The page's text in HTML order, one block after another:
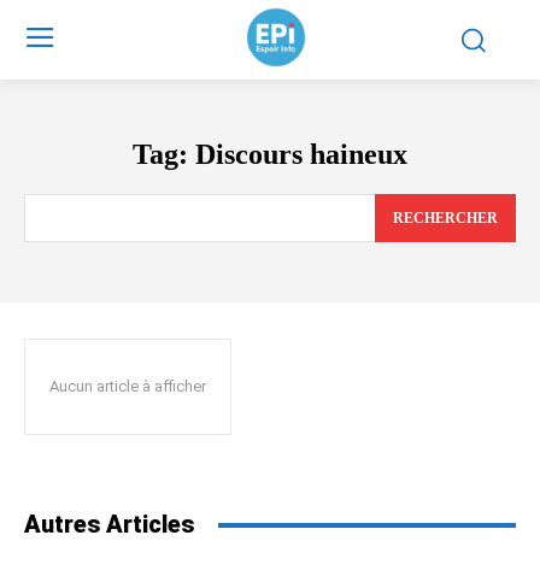
Tag: Discours haineux
RECHERCHER
Aucun article à afficher
Autres Articles